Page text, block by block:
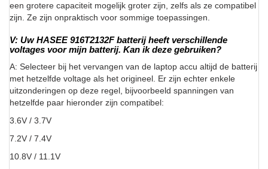
een grotere capaciteit mogelijk groter zijn, zelfs als ze compatibel
zijn. Ze zijn onpraktisch voor sommige toepassingen.
V: Uw HASEE 916T2132F batterij heeft verschillende
voltages voor mijn batterij. Kan ik deze gebruiken?
A: Selecteer bij het vervangen van de laptop accu altijd de batterij
met hetzelfde voltage als het origineel. Er zijn echter enkele
uitzonderingen op deze regel, bijvoorbeeld spanningen van
hetzelfde paar hieronder zijn compatibel:
3.6V / 3.7V
7.2V / 7.4V
10.8V / 11.1V